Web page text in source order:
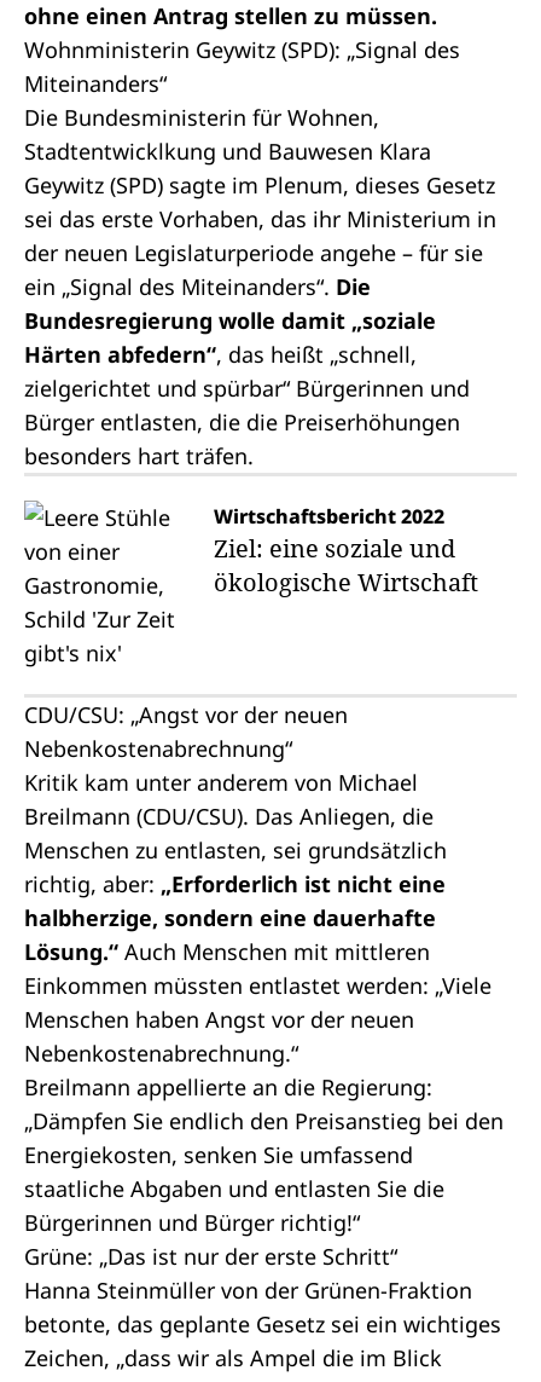
ohne einen Antrag stellen zu müssen.
Wohnministerin Geywitz (SPD): „Signal des
Miteinanders“
Die Bundesministerin für Wohnen,
Stadtentwicklkung und Bauwesen Klara
Geywitz (SPD) sagte im Plenum, dieses Gesetz
sei das erste Vorhaben, das ihr Ministerium in
der neuen Legislaturperiode angehe – für sie
ein „Signal des Miteinanders“. Die
Bundesregierung wolle damit „soziale
Härten abfedern“, das heißt „schnell,
zielgerichtet und spürbar“ Bürgerinnen und
Bürger entlasten, die die Preiserhöhungen
besonders hart träfen.
Wirtschaftsbericht 2022
Ziel: eine soziale und
ökologische Wirtschaft
CDU/CSU: „Angst vor der neuen
Nebenkostenabrechnung“
Kritik kam unter anderem von Michael
Breilmann (CDU/CSU). Das Anliegen, die
Menschen zu entlasten, sei grundsätzlich
richtig, aber: „Erforderlich ist nicht eine
halbherzige, sondern eine dauerhafte
Lösung.“ Auch Menschen mit mittleren
Einkommen müssten entlastet werden: „Viele
Menschen haben Angst vor der neuen
Nebenkostenabrechnung.“
Breilmann appellierte an die Regierung:
„Dämpfen Sie endlich den Preisanstieg bei den
Energiekosten, senken Sie umfassend
staatliche Abgaben und entlasten Sie die
Bürgerinnen und Bürger richtig!“
Grüne: „Das ist nur der erste Schritt“
Hanna Steinmüller von der Grünen-Fraktion
betonte, das geplante Gesetz sei ein wichtiges
Zeichen, „dass wir als Ampel die im Blick